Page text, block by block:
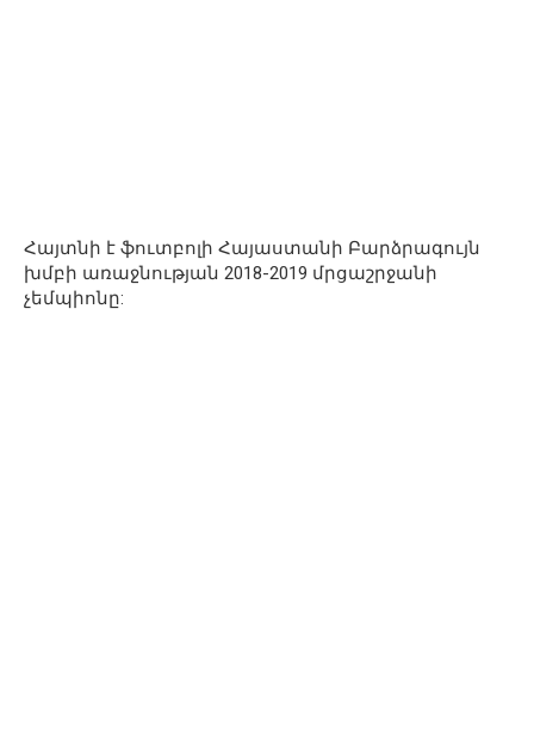
Հայտնի է ֆուտբոլի Հայաստանի Բարձրագույն
խմբի առաջնության 2018-2019 մրցաշրջանի
չեմպիոնը: